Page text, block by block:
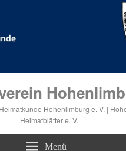
Hohenlimburg e. V. |
Heimatblätter e. V.
Menü